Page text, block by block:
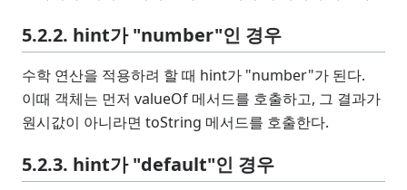
5.2.2. hint가 "number"인 경우
수학 연산을 적용하려 할 때 hint가 "number"가 된다.
이때 객체는 먼저 valueOf 메서드를 호출하고, 그 결과가
원시값이 아니라면 toString 메서드를 호출한다.
5.2.3. hint가 "default"인 경우